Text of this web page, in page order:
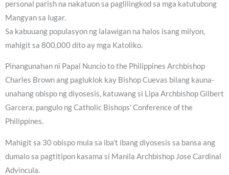
personal parish na nakatuon sa paglilingkod sa mga katutubong
Mangyan sa lugar.
Sa kabuuang populasyon ng lalawigan na halos isang milyon,
mahigit sa 800,000 dito ay mga Katoliko.
Pinangunahan ni Papal Nuncio to the Philippines Archbishop
Charles Brown ang pagluklok kay Bishop Cuevas bilang kauna-
unahang obispo ng diyosesis, katuwang si Lipa Archbishop Gilbert
Garcera, pangulo ng Catholic Bishops’ Conference of the
Philippines.
Mahigit sa 30 obispo mula sa iba’t ibang diyosesis sa bansa ang
dumalo sa pagtitipon kasama si Manila Archbishop Jose Cardinal
Advincula.